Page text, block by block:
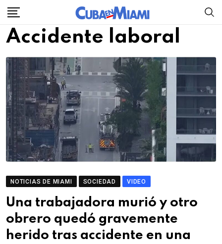
Skip
content
Accidente laboral
NOTICIAS DE MIAMI SOCIEDAD VIDEO
Una trabajadora murió y otro
obrero quedó gravemente
herido tras accidente en una